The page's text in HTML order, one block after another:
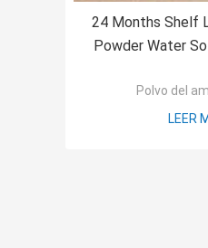
24 Months Shelf
Powder Water
Life 24
Polvo del
LEER